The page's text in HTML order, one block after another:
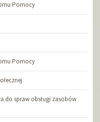
Pomocy
Pomocy
do spraw obsługi zasobów